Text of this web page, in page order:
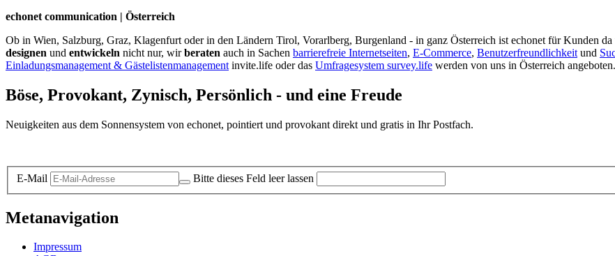
echonet communication | Österreich
Ob in Wien, Salzburg, Graz, Klagenfurt oder in den Ländern Tirol, Vorarlberg, Burgenland - in ganz Österreich ist echonet für Kunden
designen und entwickeln nicht nur, wirberaten auch in Sachen barrierefreie Internetseiten, E-Commerce, Benutzerfreundlichkeit und
Einladungsmanagement & Gästelistenmanagement invite.life oder das Umfragesystem survey.life werden von uns in Österreich angeboten.
Böse, Provokant, Zynisch, Persönlich - und eine Freude
Neuigkeiten aus dem Sonnensystem von echonet, pointiert und provokant direkt und gratis in Ihr Postfach.
E-Mail Bitte dieses Feld leer lassen
Metanavigation
Impressum